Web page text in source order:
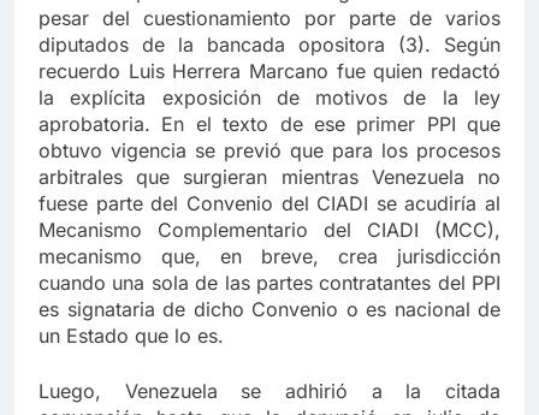
pesar del cuestionamiento por parte de varios
diputados de la bancada opositora (3). Según
recuerdo Luis Herrera Marcano fue quien redactó
la explícita exposición de motivos de la ley
aprobatoria. En el texto de ese primer PPI que
obtuvo vigencia se previó que para los procesos
arbitrales que surgieran mientras Venezuela no
fuese parte del Convenio del CIADI se acudiría al
Mecanismo Complementario del CIADI (MCC),
mecanismo que, en breve, crea jurisdicción
cuando una sola de las partes contratantes del PPI
es signataria de dicho Convenio o es nacional de
un Estado que lo es.
Luego, Venezuela se adhirió a la citada